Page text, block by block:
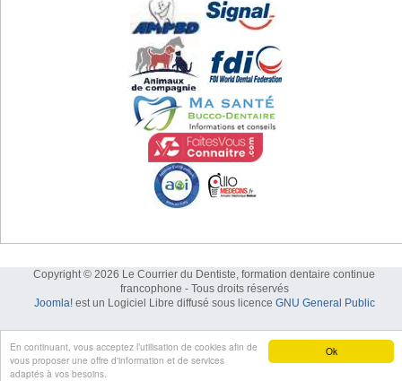
Ok
En continuant, vous acceptez l’utilisation de cookies afin de
vous proposer une offre d'information et de services
adaptés à vos besoins.
Copyright © 2026 Le Courrier du Dentiste, formation dentaire continue
francophone - Tous droits réservés
Joomla!est un Logiciel Libre diffusé sous licence GNU General Public